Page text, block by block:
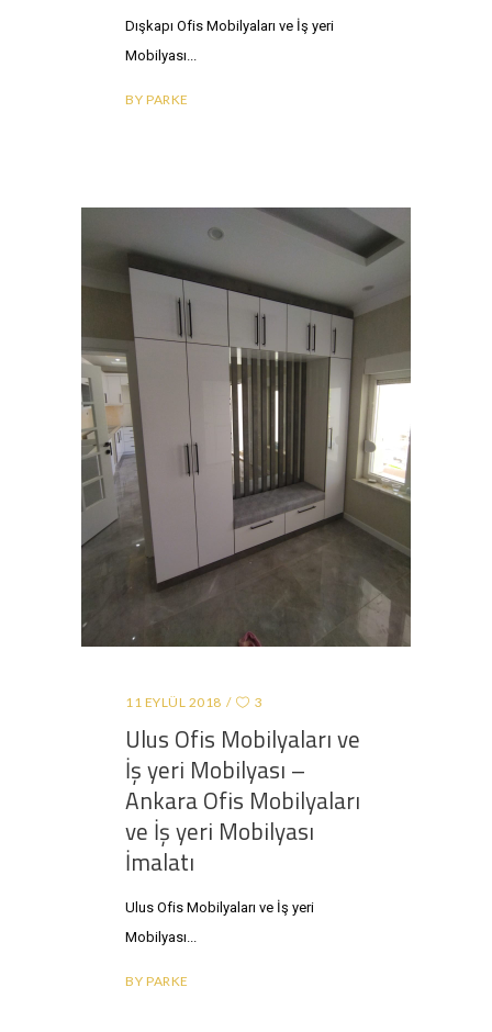
Dışkapı Ofis Mobilyaları ve İş yeri
Mobilyası
BY PARKE
11 EYLÜL 2018 3
Ulus Ofis Mobilyaları ve
İş yeri Mobilyası –
Ankara Ofis Mobilyaları
ve İş yeri Mobilyası
İmalatı
Ulus Ofis Mobilyaları ve İş yeri
Mobilyası
BY PARKE